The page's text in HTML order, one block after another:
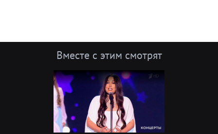
Вместе с этим смотрят